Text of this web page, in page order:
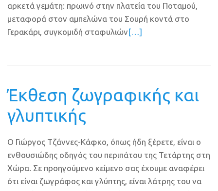
αρκετά γεμάτη: πρωινό στην πλατεία του Ποταμού,
μεταφορά στον αμπελώνα του Σουρή κοντά στο
Γερακάρι, συγκομιδή σταφυλιών[…]
Έκθεση ζωγραφικής και
γλυπτικής
Ο Γιώργος Τζάννες-Κάφκο, όπως ήδη ξέρετε, είναι ο
ενθουσιώδης οδηγός του περιπάτου της Τετάρτης στη
Χώρα. Σε προηγούμενο κείμενο σας έχουμε αναφέρει
ότι είναι ζωγράφος και γλύπτης, είναι λάτρης του να